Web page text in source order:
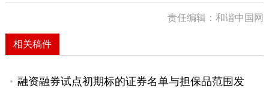
责任编辑：和谐中国网
相关稿件
融资融券试点初期标的证券名单与担保品范围发